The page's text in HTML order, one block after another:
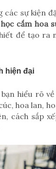
sự kiện
cắm hoa
để tạo ra
hiện đại
hiểu rõ
hoa lan,
cách sắp